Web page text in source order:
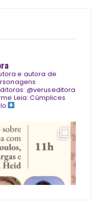
e autora de
@veruseditora
Leia: Cúmplices